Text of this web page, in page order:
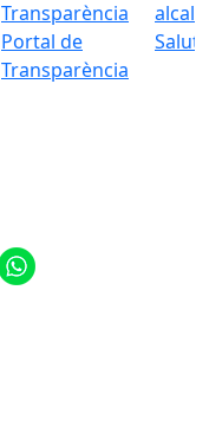
Portal de
Transparència